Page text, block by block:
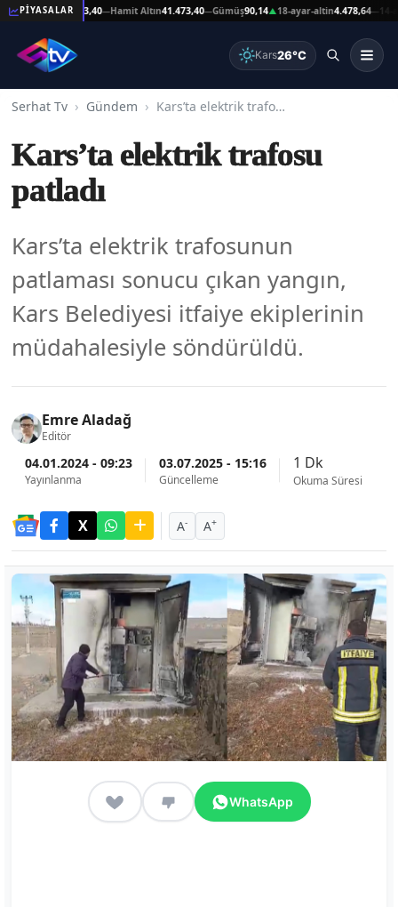
PİYASALAR
Altın41.473,40 —Hamit Altın41.473,40—Gümüş90,14▲18-ayar-altin4.478,64—14-
Kars26°C
Serhat Tv Gündem Kars’ta elektrik trafosu patladı
Kars’ta elektrik trafosu
patladı
Kars’ta elektrik trafosunun
patlaması sonucu çıkan yangın,
Kars Belediyesi itfaiye ekiplerinin
müdahalesiyle söndürüldü.
Emre Aladağ
Editör
04.01.2024 - 09:23
Yayınlanma
03.07.2025 - 15:16
Güncelleme
1 Dk
Okuma Süresi
A- A+
WhatsApp